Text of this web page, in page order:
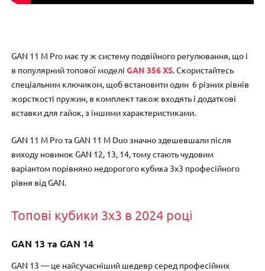
GAN 11 M Pro має ту ж систему подвійного регулювання, що і
в популярний топової моделіGAN 356 XS. Скористайтесь
спеціальним ключиком, щоб встановити один 6 різних рівнів
жорсткості пружин, в комплект також входять і додаткові
вставки для гайок, з іншими характеристиками.
GAN 11 M Pro та GAN 11 M Duo значно здешевшали після
виходу новинок GAN 12, 13, 14, тому стають чудовим
варіантом порівняно недорогого кубика 3х3 професійного
рівня від GAN.
Топові кубики 3х3 в 2024 році
GAN 13 та GAN 14
GAN 13 — це найсучасніший шедевр серед професійних